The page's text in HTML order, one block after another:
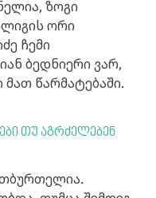
ზოგი
ორი
ჩემი
ბედნიერი ვარ,
წარმატებაში.
თუ აგრძელებენ